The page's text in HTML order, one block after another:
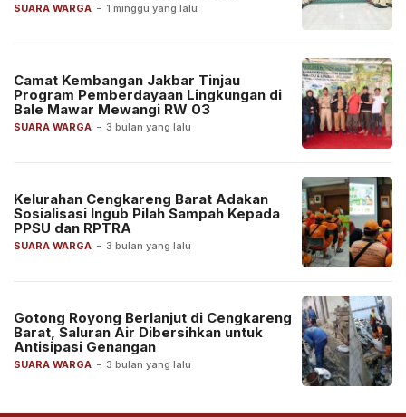
SUARA WARGA - 1 minggu yang lalu
SUARA WARGA - 3 bulan yang lalu
Camat Kembangan Jakbar Tinjau
Program Pemberdayaan Lingkungan di
Bale Mawar Mewangi RW 03
SUARA WARGA - 3 bulan yang lalu
Kelurahan Cengkareng Barat Adakan
Sosialisasi Ingub Pilah Sampah Kepada
PPSU dan RPTRA
SUARA WARGA - 3 bulan yang lalu
Gotong Royong Berlanjut di Cengkareng
Barat, Saluran Air Dibersihkan untuk
Antisipasi Genangan